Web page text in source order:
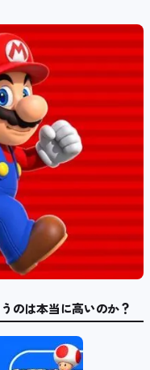
のは本当に高いのか？